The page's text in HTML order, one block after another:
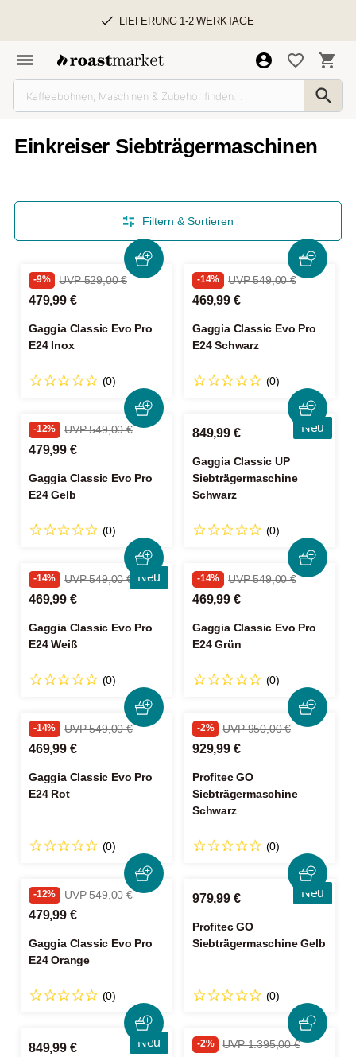
LIEFERUNG 1-2 WERKTAGE
Einkreiser Siebträgermaschinen
Filtern & Sortieren
-9% UVP 529,00 €
479,99 €
Gaggia Classic Evo Pro
E24 Inox
(0)
-14% UVP 549,00 €
469,99 €
Gaggia Classic Evo Pro
E24 Schwarz
(0)
-12% UVP 549,00 €
479,99 €
Gaggia Classic Evo Pro
E24 Gelb
(0)
Neu
849,99 €
Gaggia Classic UP
Siebträgermaschine
Schwarz
(0)
Neu
-14% UVP 549,00 €
469,99 €
Gaggia Classic Evo Pro
E24 Weiß
(0)
-14% UVP 549,00 €
469,99 €
Gaggia Classic Evo Pro
E24 Grün
(0)
-14% UVP 549,00 €
469,99 €
Gaggia Classic Evo Pro
E24 Rot
(0)
-2% UVP 950,00 €
929,99 €
Profitec GO
Siebträgermaschine
Schwarz
(0)
-12% UVP 549,00 €
479,99 €
Gaggia Classic Evo Pro
E24 Orange
(0)
Neu
979,99 €
Profitec GO
Siebträgermaschine Gelb
(0)
Neu
849,99 € -2% UVP 1.395,00 €